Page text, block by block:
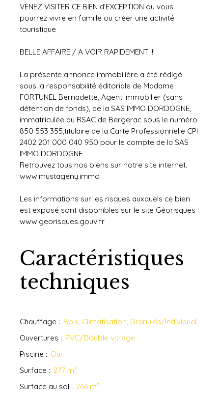
VENEZ VISITER CE BIEN d'EXCEPTION ou vous
pourrez vivre en famille ou créer une activité
touristique
BELLE AFFAIRE / A VOIR RAPIDEMENT !!!
La présente annonce immobilière a été rédigé
sous la responsabilité éditoriale de Madame
FORTUNEL Bernadette, Agent Immobilier (sans
détention de fonds), de la SAS IMMO DORDOGNE,
immatriculée au RSAC de Bergerac sous le numéro
850 553 355,titulaire de la Carte Professionnelle CPI
2402 201 000 040 950 pour le compte de la SAS
IMMO DORDOGNE
Retrouvez tous nos biens sur notre site internet.
www.mustageny.immo
Les informations sur les risques auxquels ce bien
est exposé sont disponibles sur le site Géorisques :
www.georisques.gouv.fr
Caractéristiques
techniques
Chauffage : Bois, Climatisation, Granulés/Individuel
Ouvertures : PVC/Double vitrage
Piscine : Oui
Surface : 277 m²
Surface au sol : 266 m²